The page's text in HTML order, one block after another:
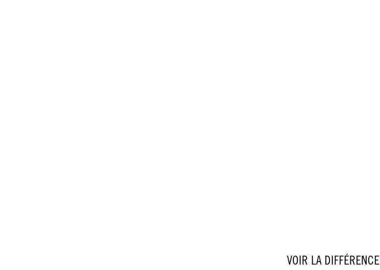
VOIR LA DIFFÉRENCE